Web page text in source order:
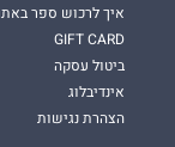
איך לרכוש ספר
GIFT CARD
ביטול עסקה
אינדיבלוג
הצהרת נגישות